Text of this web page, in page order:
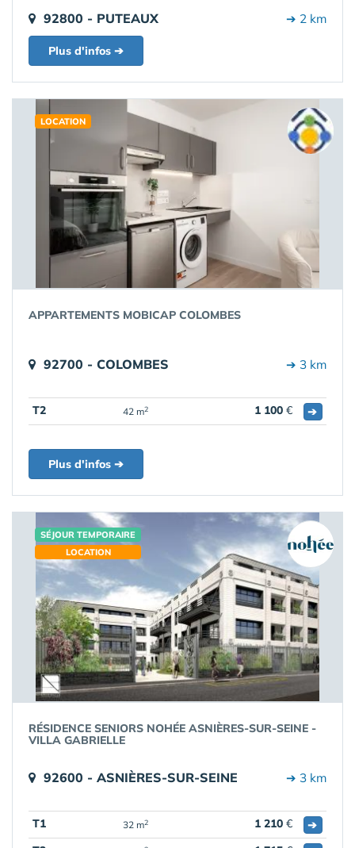
92800 - PUTEAUX ➔ 2 km
Plus d'infos ➔
LOCATION
APPARTEMENTS MOBICAP COLOMBES
92700 - COLOMBES ➔ 3 km
T2 42 m2 1 100 € ➔
Plus d'infos ➔
SÉJOUR TEMPORAIRE
LOCATION
RÉSIDENCE SENIORS NOHÉE ASNIÈRES-SUR-SEINE -
VILLA GABRIELLE
92600 - ASNIÈRES-SUR-SEINE ➔ 3 km
T1 32 m2 1 210 €
➔